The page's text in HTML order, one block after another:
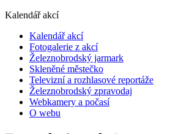
Kalendář akcí
Kalendář akcí
Fotogalerie z akcí
Železnobrodský jarmark
Skleněné městečko
Televizní a rozhlasové reportáže
Železnobrodský zpravodaj
Webkamery a počasí
O webu